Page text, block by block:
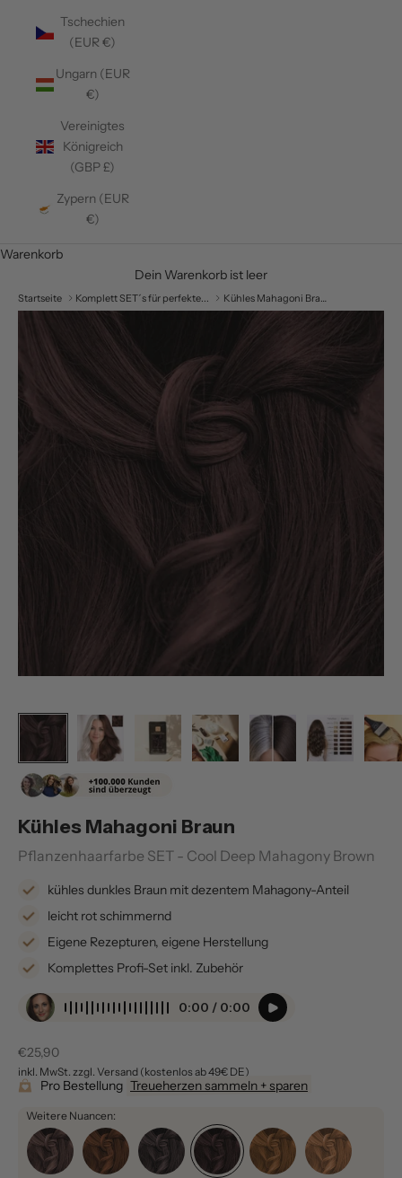
Tschechien
(EUR €)
Ungarn (EUR
€)
Vereinigtes
Königreich
(GBP £)
Zypern (EUR
€)
Warenkorb
Dein Warenkorb ist leer
Startseite Komplett SET´s für perfekte... Kühles Mahagoni Braun
Kühles Mahagoni Braun
Pflanzenhaarfarbe SET - Cool Deep Mahagony Brown
kühles dunkles Braun mit dezentem Mahagony-Anteil
leicht rot schimmernd
Eigene Rezepturen, eigene Herstellung
Komplettes Profi-Set inkl. Zubehör
0:00 / 0:00
Verkaufspreis
€25,90
inkl. MwSt. zzgl. Versand (kostenlos ab 49€ DE)
Pro Bestellung Treueherzen sammeln + sparen
Weitere Nuancen: